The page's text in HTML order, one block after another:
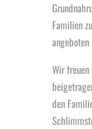
Familien
angeboten
Wir freuen
den